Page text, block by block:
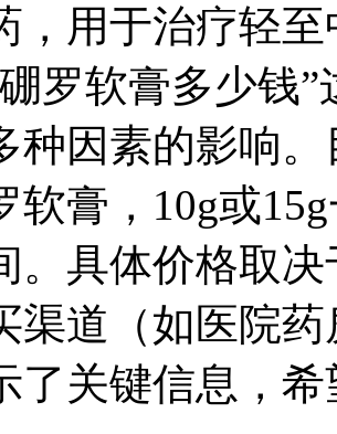
，用于治疗轻
罗软膏多少钱
种因素的影响
软膏，10g或
。具体价格取
渠道（如医院
了关键信息，